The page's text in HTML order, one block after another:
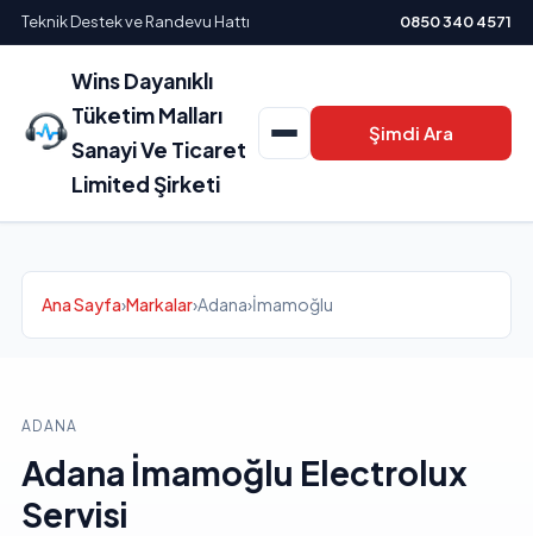
Teknik Destek ve Randevu Hattı 0850 340 4571
Wins Dayanıklı
Tüketim Malları
Sanayi Ve Ticaret
Limited Şirketi
Şimdi Ara
Ana Sayfa›Markalar›Adana›İmamoğlu
ADANA
Adana İmamoğlu Electrolux
Servisi